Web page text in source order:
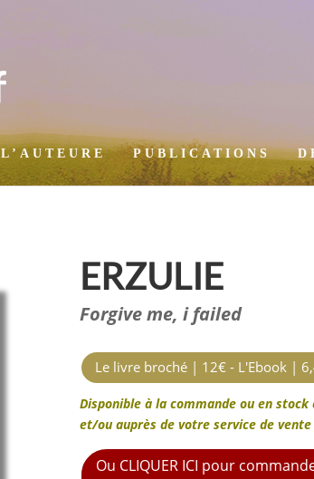
L’AUTEURE PUBLICATIONS
ERZULIE
Forgive me, i failed
Le livre broché | 12€ - L'Ebook |
Disponible à la commande ou en
et/ou auprès de votre service de
Ou CLIQUER ICI pour